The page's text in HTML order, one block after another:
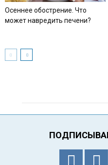
Осеннее обострение. Что
может навредить печени?